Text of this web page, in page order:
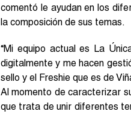
comentó le ayudan en los
la composición de sus temas.
“Mi equipo actual es La
digitalmente y me hacen
sello y el Freshie que es de
Al momento de caracterizar
que trata de unir diferentes